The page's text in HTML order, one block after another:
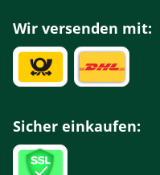
Wir versenden mit:
Sicher einkaufen: